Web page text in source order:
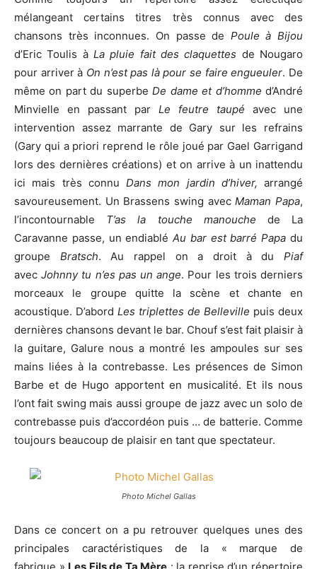
mélangeant certains titres très connus avec des
chansons très inconnues. On passe de Poule à Bijou
d’Eric Toulis à La pluie fait des claquettes de Nougaro
pour arriver à On n’est pas là pour se faire engueuler. De
même on part du superbeDe dame et d’homme d’André
Minvielle en passant par Le feutre taupé avec une
intervention assez marrante de Gary sur les refrains
(Gary qui a priori reprend le rôle joué par Gael Garrigand
lors des dernières créations) et on arrive à un inattendu
ici mais très connu Dans mon jardin d’hiver, arrangé
savoureusement. Un Brassens swing avecMaman Papa,
l’incontournable T’as la touche manouche de La
Caravanne passe, un endiabléAu bar est barré Papa du
groupe Bratsch. Au rappel on a droit à duPiaf
avecJohnny tu n’es pas un ange. Pour les trois derniers
morceaux le groupe quitte la scène et chante en
acoustique. D’abord Les triplettes de Belleville puis deux
dernières chansons devant le bar. Chouf s’est fait plaisir à
la guitare, Galure nous a montré les ampoules sur ses
mains liées à la contrebasse. Les présences de Simon
Barbe et de Hugo apportent en musicalité. Et ils nous
l’ont fait swing mais aussi groupe de jazz avec un solo de
contrebasse puis d’accordéon puis … de batterie. Comme
toujours beaucoup de plaisir en tant que spectateur.
Photo Michel Gallas
Dans ce concert on a pu retrouver quelques unes des
principales caractéristiques de la « marque de